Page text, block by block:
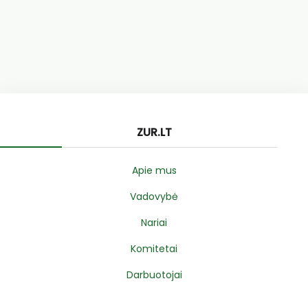
ZUR.LT
Apie mus
Vadovybė
Nariai
Komitetai
Darbuotojai